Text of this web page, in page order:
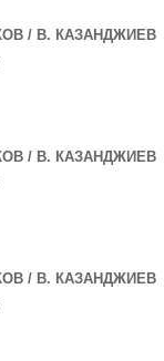
/ В. КАЗАНДЖИЕВ
/ В. КАЗАНДЖИЕВ
/ В. КАЗАНДЖИЕВ